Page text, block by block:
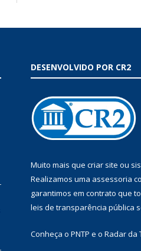
DESENVOLVIDO POR CR2
Muito mais que criar site ou
Realizamos uma assessoria
garantimos em contrato que
leis de transparência pública
Conheça o PNTP e o Radar da